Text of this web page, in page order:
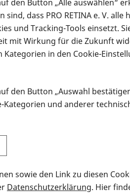
Infomaterialien
den Button „Alle auswählen“
dass PRO RETINA e. V. alle
und Tracking-Tools einsetzt.
mit Wirkung für die Zukunft
Kategorien in den Cookie-
den Button „Auswahl
Kategorien und anderer
sowie den Link zu diesen
Datenschutzerklärung. Hier